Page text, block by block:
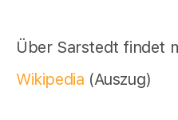
Über Sarstedt findet
Wikipedia (Auszug)